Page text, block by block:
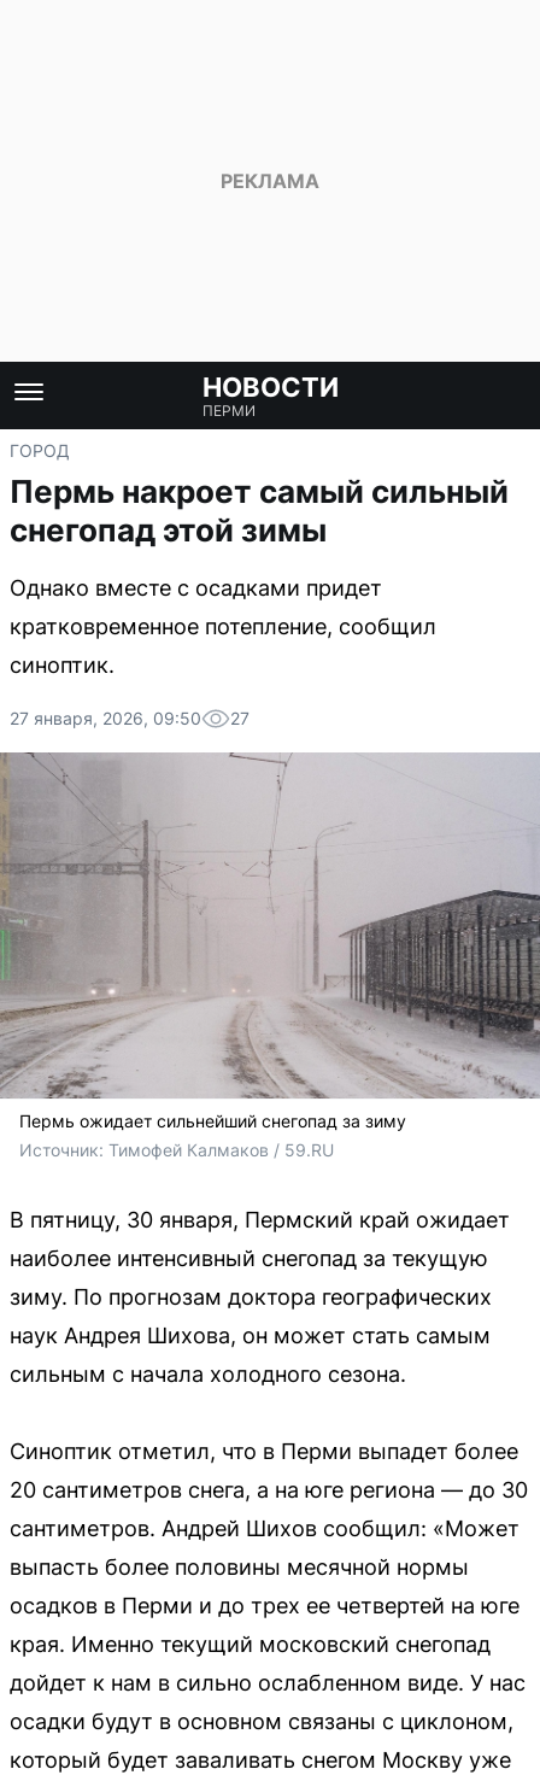
НОВОСТИ
ПЕРМИ
ГОРОД
Пермь накроет самый сильный
снегопад этой зимы
Однако вместе с осадками придет
кратковременное потепление, сообщил
синоптик.
27 января, 2026, 09:50 27
Пермь ожидает сильнейший снегопад за зиму
Источник: Тимофей Калмаков / 59.RU
В пятницу, 30 января, Пермский край ожидает
наиболее интенсивный снегопад за текущую
зиму. По прогнозам доктора географических
наук Андрея Шихова, он может стать самым
сильным с начала холодного сезона.
Синоптик отметил, что в Перми выпадет более
20 сантиметров снега, а на юге региона — до 30
сантиметров. Андрей Шихов сообщил: «Может
выпасть более половины месячной нормы
осадков в Перми и до трех ее четвертей на юге
края. Именно текущий московский снегопад
дойдет к нам в сильно ослабленном виде. У нас
осадки будут в основном связаны с циклоном,
который будет заваливать снегом Москву уже